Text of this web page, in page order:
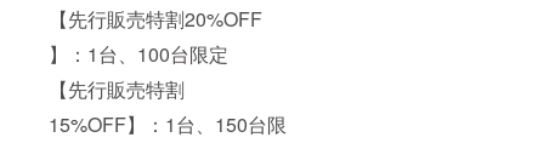
【先行販売特割20%OFF
】：1台、100台限定
【先行販売特割
15%OFF】：1台、150台限